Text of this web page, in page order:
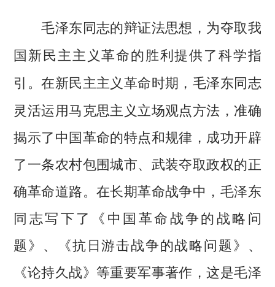
毛泽东同志的辩证法思想，为夺取我
国新民主主义革命的胜利提供了科学指
引。在新民主主义革命时期，毛泽东同志
灵活运用马克思主义立场观点方法，准确
揭示了中国革命的特点和规律，成功开辟
了一条农村包围城市、武装夺取政权的正
确革命道路。在长期革命战争中，毛泽东
同志写下了《中国革命战争的战略问
题》、《抗日游击战争的战略问题》、
《论持久战》等重要军事著作，这是毛泽